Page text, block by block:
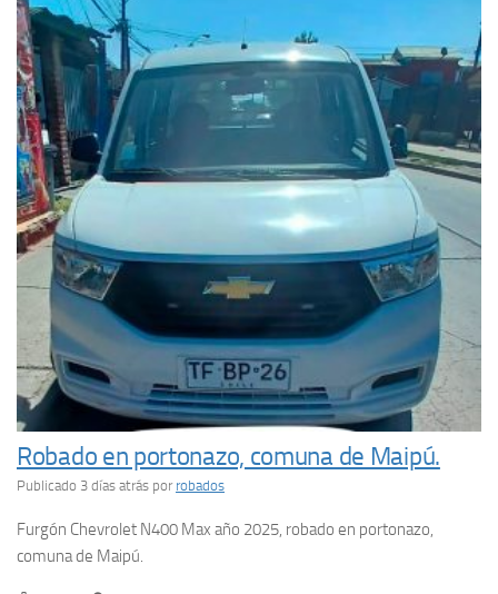
Robado en portonazo, comuna de Maipú.
Publicado 3 días atrás por robados
Furgón Chevrolet N400 Max año 2025, robado en portonazo,
comuna de Maipú.